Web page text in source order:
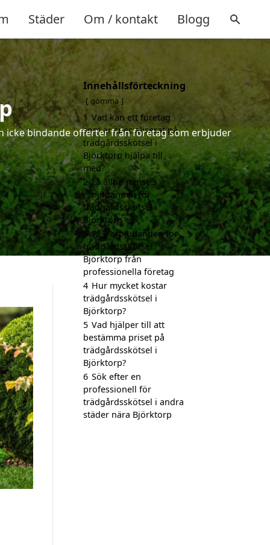
Städer Om / kontakt Blogg
icke bindande offerter från företag som erbjuder
Innehållsförteckning
gömma
1 Vad kan ett företag
som är specialiserat på
trädgårdsskötsel i
Björktorp hjälpa till
med?
2 Få alltid minst 3
erbjudanden för
trädgårdsskötsel i
Björktorp
3 Få 3 erbjudanden för
trädgårdsskötsel i
Björktorp från
professionella företag
4 Hur mycket kostar
trädgårdsskötsel i
Björktorp?
5 Vad hjälper till att
bestämma priset på
trädgårdsskötsel i
Björktorp?
6 Sök efter en
professionell för
trädgårdsskötsel i andra
städer nära Björktorp